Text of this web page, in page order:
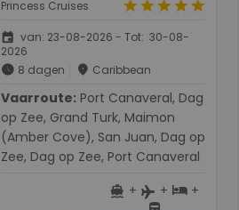
Princess Cruises starstarstarstarstar
event van: 23-08-2026 - Tot: 30-08-
2026
schedule 8 dagen place Caribbean
Vaarroute:
op Zee, Grand Turk, Maimon
(Amber Cove), San Juan, Dag op
Zee, Dag op Zee, Port Canaveral
directions_boat + flight + hotel +